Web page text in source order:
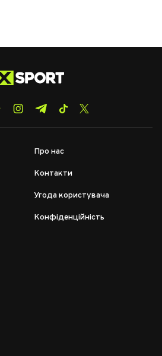
Про нас
Контакти
Угода користувача
Конфіденційність